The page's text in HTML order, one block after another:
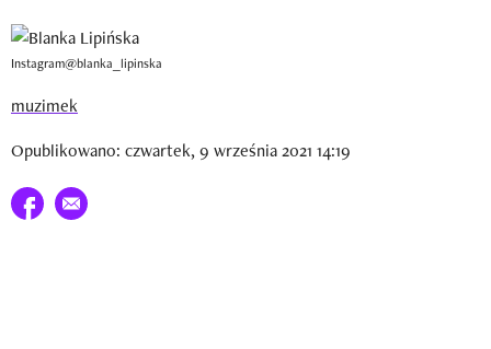
Instagram@blanka_lipinska
muzimek
Opublikowano: czwartek, 9 września 2021 14:19
Udostępnij na facebook
E-mail do przyjaciela